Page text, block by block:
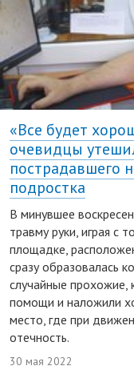
«Все будет
очевидцы
пострадавшего
подростка
В минувшее
травму руки, играя с
площадке,
сразу образовалась
случайные прохожие,
помощи и наложили
место, где при
отечность.
30 мая 2022